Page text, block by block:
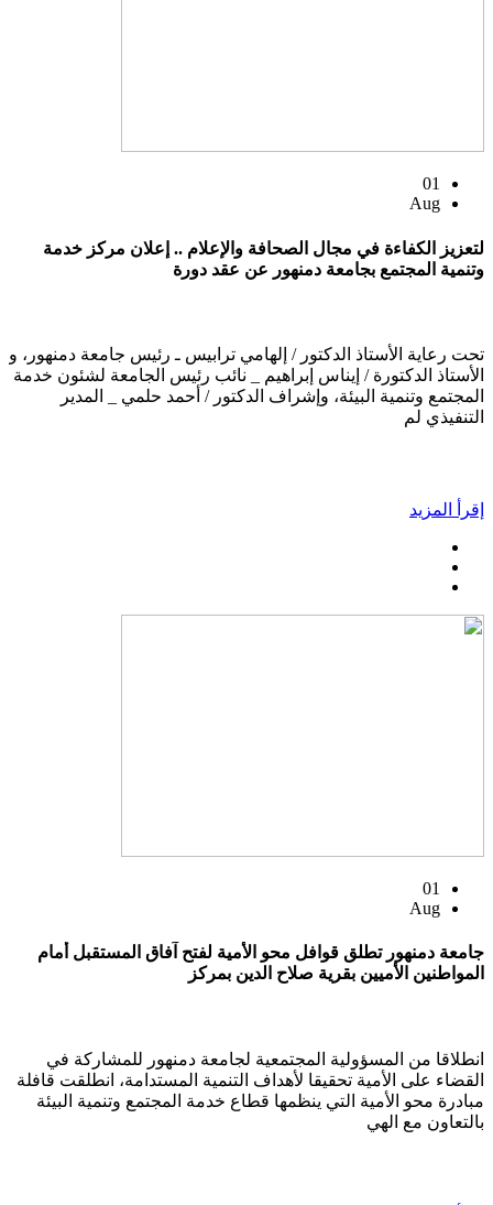
01
Aug
لتعزيز الكفاءة في مجال الصحافة والإعلام .. إعلان مركز خدمة
وتنمية المجتمع بجامعة دمنهور عن عقد دورة
تحت رعاية الأستاذ الدكتور / إلهامي ترابيس ـ رئيس جامعة دمنهور، و
الأستاذ الدكتورة / إيناس إبراهيم _ نائب رئيس الجامعة لشئون خدمة
المجتمع وتنمية البيئة، وإشراف الدكتور / أحمد حلمي _ المدير
التنفيذي لم
إقرأ المزيد
01
Aug
جامعة دمنهور تطلق قوافل محو الأمية لفتح آفاق المستقبل أمام
المواطنين الأميين بقرية صلاح الدين بمركز
انطلاقا من المسؤولية المجتمعية لجامعة دمنهور للمشاركة في
القضاء على الأمية تحقيقا لأهداف التنمية المستدامة، انطلقت قافلة
مبادرة محو الأمية التي ينظمها قطاع خدمة المجتمع وتنمية البيئة
بالتعاون مع الهي